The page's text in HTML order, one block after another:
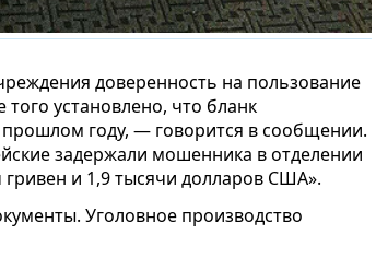
доверенность на пользование
установлено, что бланк
году, — говорится в сообщении.
задержали мошенника в отделении
и 1,9 тысячи долларов США».
Уголовное производство